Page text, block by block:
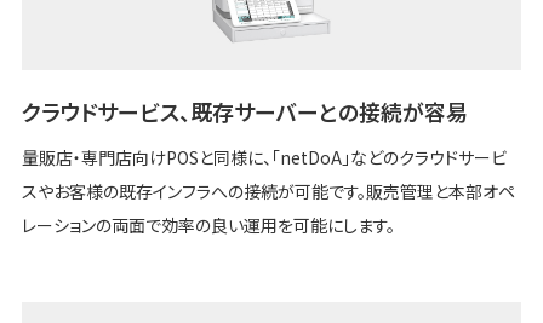
クラウドサービス、既存サーバーとの接続が容易
量販店・専門店向けPOSと同様に、「netDoA」などのクラウドサービ
スやお客様の既存インフラへの接続が可能です。販売管理と本部オペ
レーションの両面で効率の良い運用を可能にします。